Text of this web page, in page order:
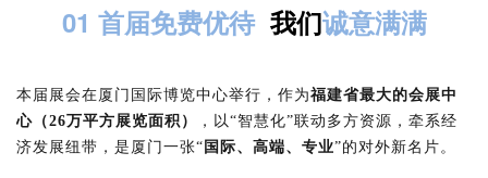
01 首届免费优待我们诚意满满
本届展会在厦门国际博览中心举行，作为福建省最大的会展中
心 （26万平方展览面积）
，以“智慧化”联动多方资源，牵系经
济发展纽带，是厦门一张“ 国际、高端、专业”的对外新名片。